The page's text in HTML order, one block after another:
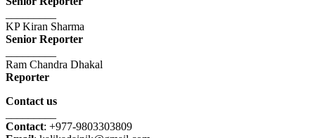
KP Kiran Sharma
Senior Reporter
Ram Chandra Dhakal
Reporter
Contact us
Contact: +977-9803303809